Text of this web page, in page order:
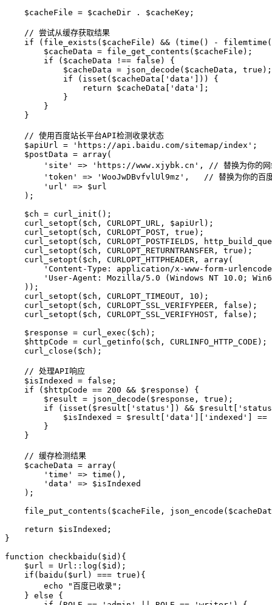
    $cacheFile = $cacheDir . $cacheKey;
    // 尝试从缓存获取结果
if (file_exists($cacheFile) && (time() -
        $cacheData = file_get_contents($cacheFile);
        if ($cacheData !== false) {
            $cacheData = json_decode($cacheData, true);
            if (isset($cacheData['data'])) {
                return $cacheData['data'];
            }
        }
    }
    // 使用百度站长平台API检测收录状态
    $apiUrl = 'https://api.baidu.com/sitemap/index';
    $postData = array(
'site' => 'https://www.xjybk.cn', // 替换为你的网
'token' => 'WooJwDBvfvlUl9mz',   // 替换为你的百
        'url' => $url
    );
    $ch = curl_init();
    curl_setopt($ch, CURLOPT_URL, $apiUrl);
    curl_setopt($ch, CURLOPT_POST, true);
curl_setopt($ch, CURLOPT_POSTFIELDS,
    curl_setopt($ch, CURLOPT_RETURNTRANSFER, true);
    curl_setopt($ch, CURLOPT_HTTPHEADER, array(
'Content-Type: application/x-www-form-
'User-Agent: Mozilla/5.0 (Windows NT 10.0;
    ));
    curl_setopt($ch, CURLOPT_TIMEOUT, 10);
    curl_setopt($ch, CURLOPT_SSL_VERIFYPEER, false);
    curl_setopt($ch, CURLOPT_SSL_VERIFYHOST, false);
    $response = curl_exec($ch);
    $httpCode = curl_getinfo($ch, CURLINFO_HTTP_CODE);
    curl_close($ch);
    // 处理API响应
    $isIndexed = false;
    if ($httpCode == 200 && $response) {
        $result = json_decode($response, true);
if (isset($result['status']) &&
$isIndexed = $result['data']['indexed'] ==
        }
    }
    // 缓存检测结果
    $cacheData = array(
        'time' => time(),
        'data' => $isIndexed
    );
file_put_contents($cacheFile,
    return $isIndexed;
}
function checkbaidu($id){
    $url = Url::log($id);
    if(baidu($url) === true){
        echo "百度已收录";
    } else {